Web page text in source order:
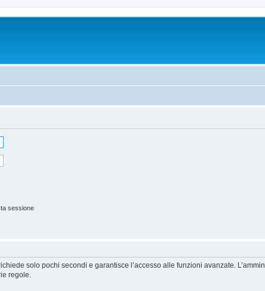
sessione
solo pochi secondi e garantisce l’accesso alle funzioni avanzate.
regole.